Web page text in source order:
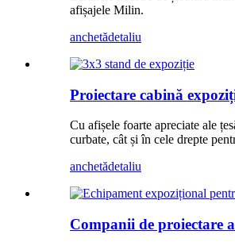
afișajele Milin.
anchetădetaliu
Proiectare cabină
Cu afișele foarte apreciate ale
curbate, cât și în cele drepte
anchetădetaliu
Companii de proiectare